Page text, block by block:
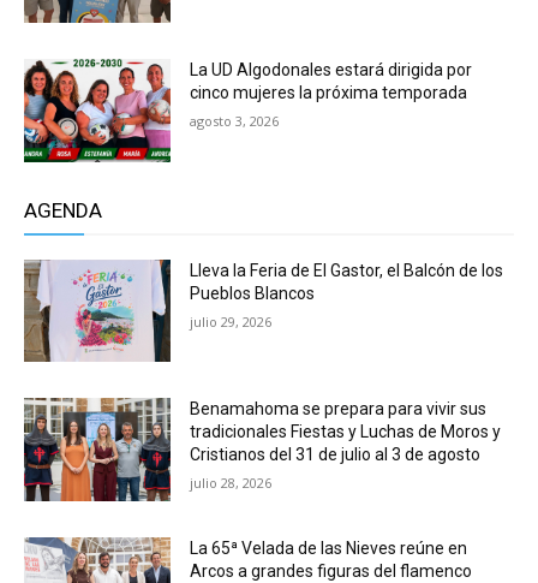
La UD Algodonales estará dirigida por
cinco mujeres la próxima temporada
agosto 3, 2026
AGENDA
Lleva la Feria de El Gastor, el Balcón de los
Pueblos Blancos
julio 29, 2026
Benamahoma se prepara para vivir sus
tradicionales Fiestas y Luchas de Moros y
Cristianos del 31 de julio al 3 de agosto
julio 28, 2026
La 65ª Velada de las Nieves reúne en
Arcos a grandes figuras del flamenco